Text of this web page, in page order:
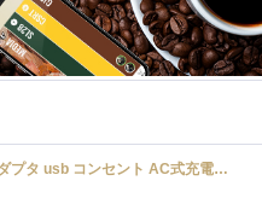
UGREEN usbアダプタ usb コンセント AC式充電器 3.1A PSE認証済み 折りたたみ式プラグ 2ポート